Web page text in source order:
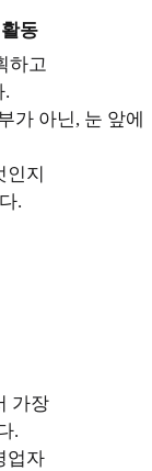
동
하고
.
가 아닌, 눈 앞에
인지
.
가장
.
업자